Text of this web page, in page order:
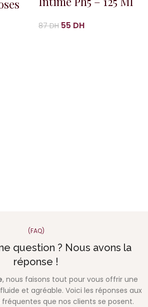
87DH 55 DH
(FAQ)
question ? Nous avons la
réponse !
, nous faisons tout pour vous offrir une
et agréable. Voici les réponses aux
fréquentes que nos clients se posent.